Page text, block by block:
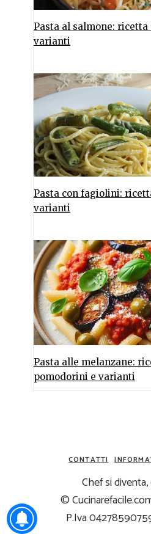
Pasta al salmone: ricetta
varianti
Pasta con fagiolini:
varianti
Pasta alle melanzane:
pomodorini e varianti
CONTATTI
Chef si
©
P.Iva